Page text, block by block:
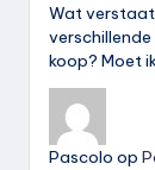
Wat
koop? Moet
Pascolo op